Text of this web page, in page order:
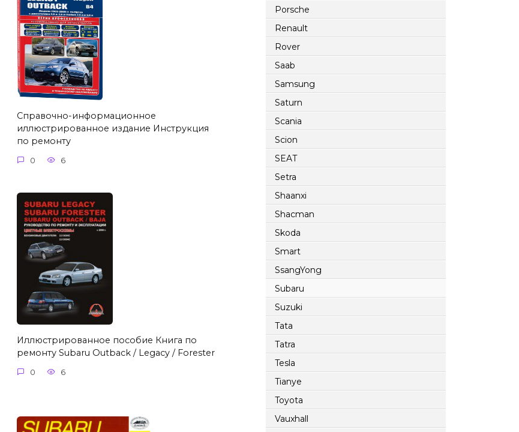
Справочно-информационное
иллюстрированное издание Инструкция
по ремонту
0 6
Иллюстрированное пособие Книга по
ремонту Subaru Outback / Legacy / Forester
0 6
Porsche
Renault
Rover
Saab
Samsung
Saturn
Scania
Scion
SEAT
Setra
Shaanxi
Shacman
Skoda
Smart
SsangYong
Subaru
Suzuki
Tata
Tatra
Tesla
Tianye
Toyota
Vauxhall